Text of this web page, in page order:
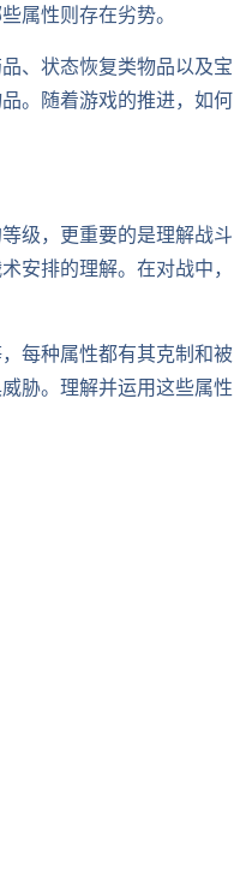
属性则存在劣势。
、状态恢复类物品以及宝
。随着游戏的推进，如何
级，更重要的是理解战斗
安排的理解。在对战中，
每种属性都有其克制和被
胁。理解并运用这些属性